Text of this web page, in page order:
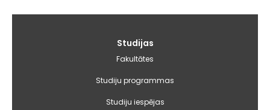
Studijas
Fakultātes
Studiju programmas
Studiju iespējas